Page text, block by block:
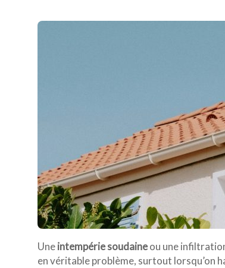
Uneintempérie soudaineou une
en véritable problème, surtout lorsqu’on